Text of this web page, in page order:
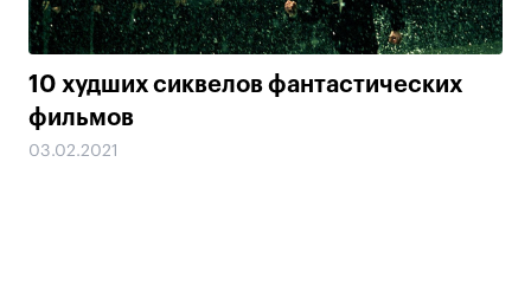
10 худших сиквелов фантастических
фильмов
03.02.2021